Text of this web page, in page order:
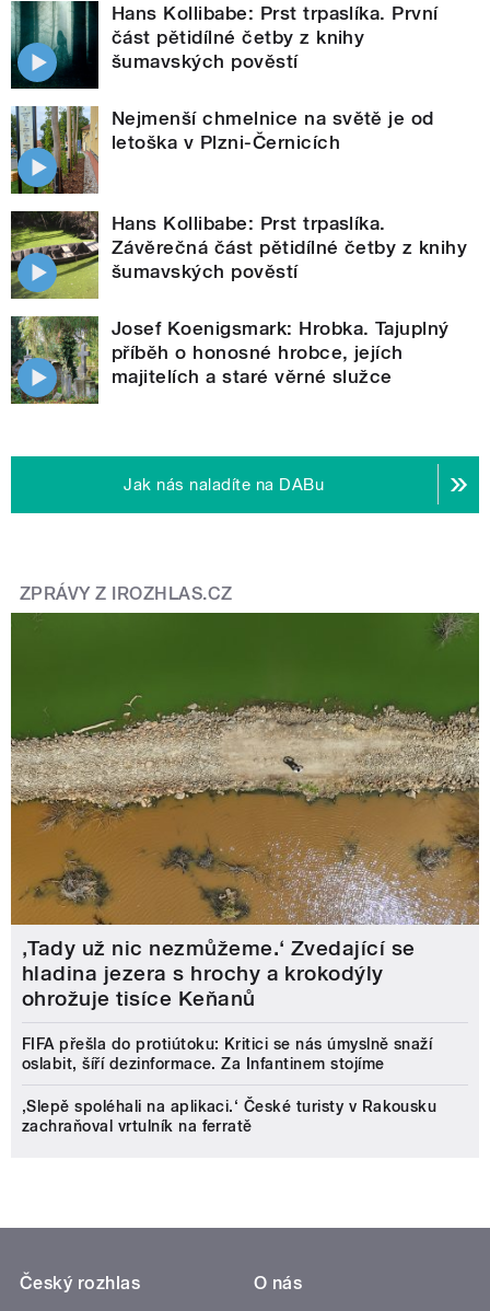
Hans Kollibabe: Prst trpaslíka. První
část pětidílné četby z knihy
šumavských pověstí
Nejmenší chmelnice na světě je od
letoška v Plzni-Černicích
Hans Kollibabe: Prst trpaslíka.
Závěrečná část pětidílné četby z knihy
šumavských pověstí
Josef Koenigsmark: Hrobka. Tajuplný
příběh o honosné hrobce, jejích
majitelích a staré věrné služce
Jak nás naladíte na DABu
ZPRÁVY Z IROZHLAS.CZ
‚Tady už nic nezmůžeme.‘ Zvedající se
hladina jezera s hrochy a krokodýly
ohrožuje tisíce Keňanů
FIFA přešla do protiútoku: Kritici se nás úmyslně snaží
oslabit, šíří dezinformace. Za Infantinem stojíme
‚Slepě spoléhali na aplikaci.‘ České turisty v Rakousku
zachraňoval vrtulník na ferratě
Český rozhlas
O nás